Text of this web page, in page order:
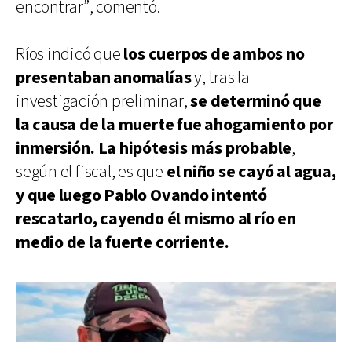
encontrar”, comentó.
Ríos indicó quelos cuerpos de ambos no
presentaban anomalíasy, tras la
investigación preliminar,se determinó que
la causa de la muerte fue ahogamiento por
inmersión. La hipótesis más probable,
según el fiscal, es que el niño se cayó al agua,
y que luego Pablo Ovando intentó
rescatarlo, cayendo él mismo al río en
medio de la fuerte corriente.